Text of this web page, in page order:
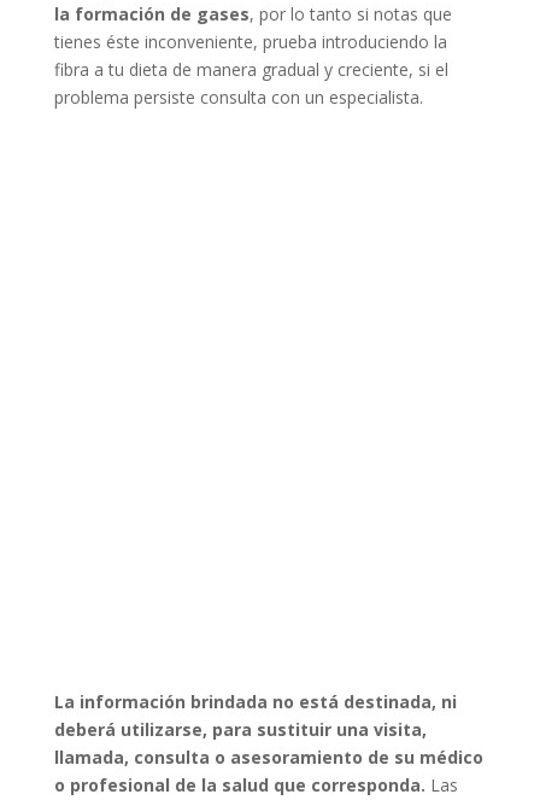
la formación de gases, por lo tanto si notas que
tienes éste inconveniente, prueba introduciendo la
fibra a tu dieta de manera gradual y creciente, si el
problema persiste consulta con un especialista.
La información brindada no está destinada, ni
deberá utilizarse, para sustituir una visita,
llamada, consulta o asesoramiento de su médico
o profesional de la salud que corresponda. Las